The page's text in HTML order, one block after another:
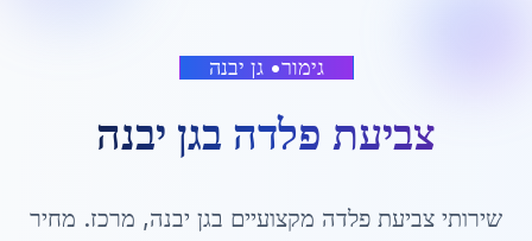
גימור•גן יבנה
צביעת פלדה בגן יבנה
שירותי צביעת פלדה מקצועיים בגן יבנה, מרכז. מחיר